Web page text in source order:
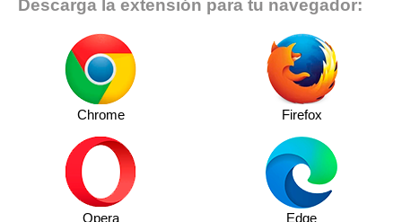
Descarga la extensión para tu navegador:
Chrome Firefox
Opera Edge